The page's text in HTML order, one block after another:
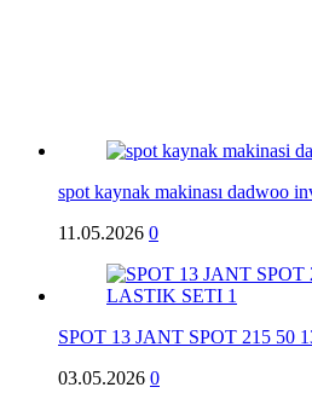
spot kaynak makinası dadwoo
11.05.2026 0
SPOT 13 JANT SPOT 215 50
03.05.2026 0